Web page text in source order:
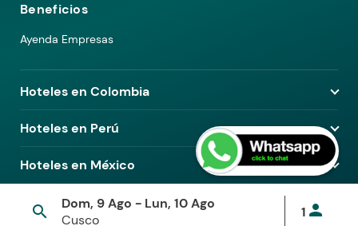
Beneficios
Ayenda Empresas
Hoteles en Colombia
Hoteles en Medellín
Hoteles en Bogotá
Hoteles en Pereira
Hoteles en Cali
Hoteles en Perú
Hoteles en Lima
Hoteles en Arequipa
Hoteles en Piura
Hoteles en México
Hoteles en Guadalajara
© 2026 Ayenda. Todos los derechos reservados.
Términos y condiciones
search
Dom, 9 Ago - Lun, 10 Ago
Cusco
1 person